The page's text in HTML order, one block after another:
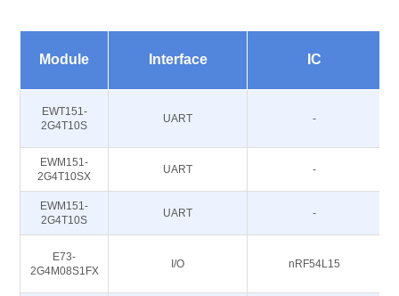
Module Interface IC
EWT151-
2G4T10S
UART -
EWM151-
2G4T10SX
UART -
EWM151-
2G4T10S
UART -
E73-
2G4M08S1FX
I/O nRF54L15